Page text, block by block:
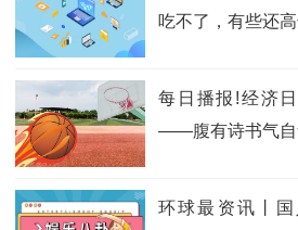
吃不了，有些还
每日播报!经济
——腹有诗书气
环球最资讯丨国